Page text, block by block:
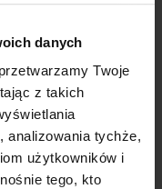
danych
przetwarzamy Twoje
z takich
analizowania tychże,
użytkowników i
tego, kto